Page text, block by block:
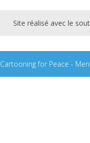
Site réalisé avec le
for Peace -